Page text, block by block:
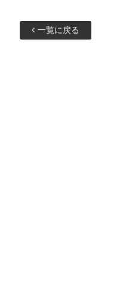
一覧に戻る